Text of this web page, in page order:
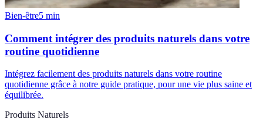
Bien-être5 min
Comment intégrer des produits naturels dans votre
routine quotidienne
Intégrez facilement des produits naturels dans votre routine
quotidienne grâce à notre guide pratique, pour une vie plus saine et
équilibrée.
Produits Naturels